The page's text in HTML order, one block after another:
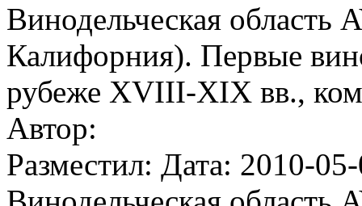
Винодельческая область
Калифорния). Первые
рубеже XVIII-XIX вв.,
Автор:
Разместил: Дата: 2010-